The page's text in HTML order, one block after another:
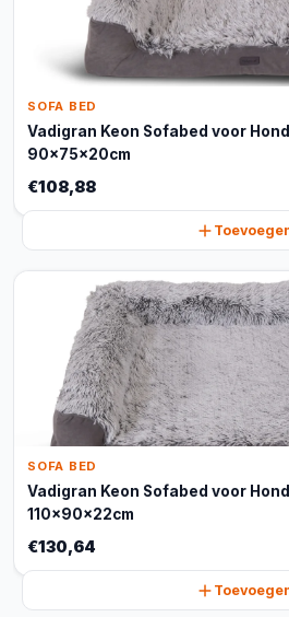
SOFA BED
Vadigran Keon Sofabed voor
90x75x20cm
€108,88
SOFA BED
Vadigran Keon Sofabed voor
110x90x22cm
€130,64